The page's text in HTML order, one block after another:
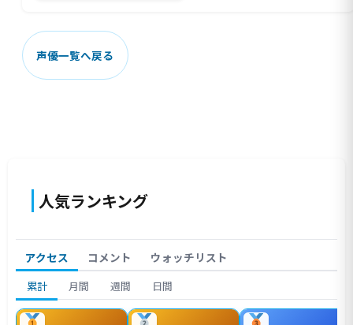
声優一覧へ戻る
人気ランキング
アクセス コメント ウォッチリスト
累計 月間 週間 日間